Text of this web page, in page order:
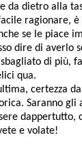
da dietro alla
ragionare,
se le piace
dire di averlo
di più,
qua.
certezza
Saranno gli
dappertutto,
e volate!